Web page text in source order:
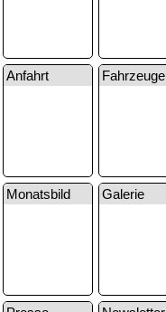
Anfahrt Fahrzeuge
Monatsbild Galerie